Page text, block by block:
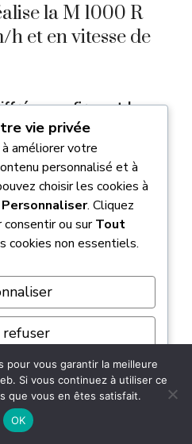
la M 1000 R
et en vitesse de
confirment le
de la machine :
km/h est exécutée en
une valeur qui la
aux superbike
vitesse de pointe, la M
h (174 mph) sur circuit.
M, qui génèrent une
indispensable pour
sol.
pour
M 1000 R et
de
vie privée
améliorer votre
personnalisé et à
choisir les cookies à
Personnaliser. Cliquez
ou surTout
cookies non essentiels.
pour vous garantir la meilleure
Si vous continuez à utiliser ce
que vous en êtes satisfait.
OK